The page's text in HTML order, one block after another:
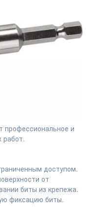
профессиональное и
работ.
доступом.
от
биты из крепежа.
фиксацию биты.